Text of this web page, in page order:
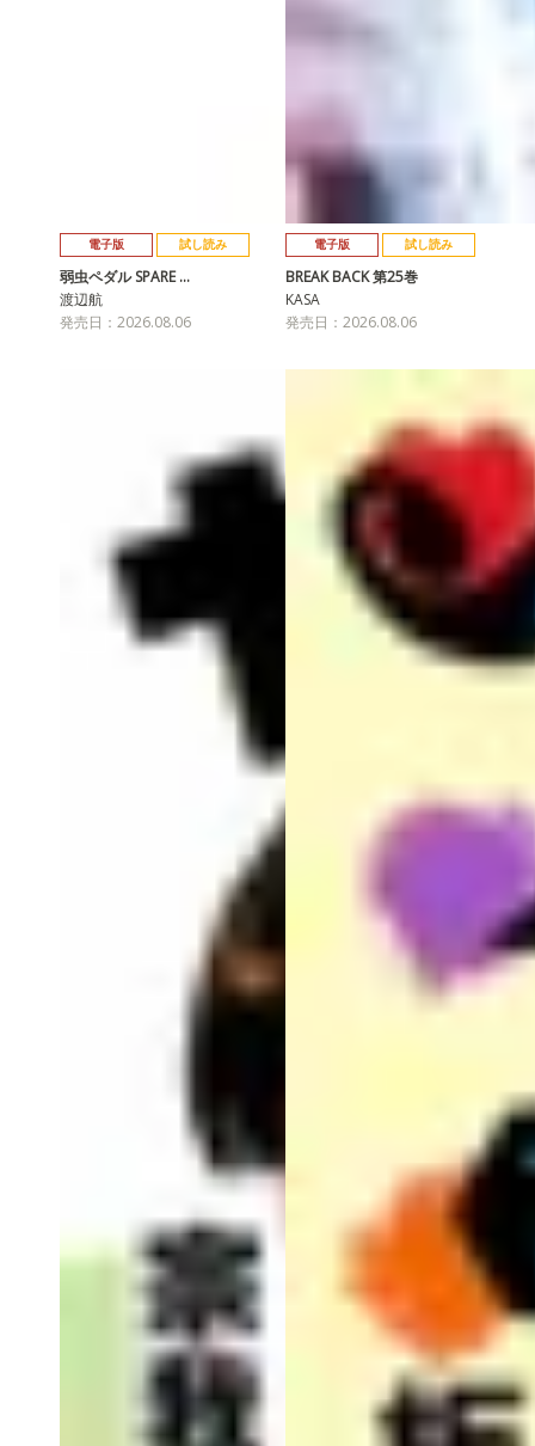
電子版 試し読み
弱虫ペダル SPARE …
渡辺航
発売日：2026.08.06
電子版 試し読み
BREAK BACK 第25巻
KASA
発売日：2026.08.06